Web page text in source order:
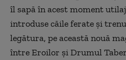
îl sapă în acest moment
introduse căile ferate şi
legătura, pe această nouă
între Eroilor şi Drumul